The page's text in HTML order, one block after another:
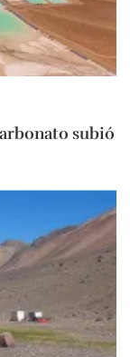
subió